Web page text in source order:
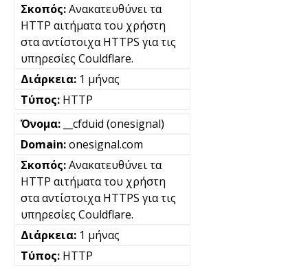
Ανακατευθύνει τα
HTTP αιτήματα του χρήστη
στα αντίστοιχα HTTPS για τις
υπηρεσίες Couldflare.
1 μήνας
HTTP
__cfduid (onesignal)
onesignal.com
Ανακατευθύνει τα
HTTP αιτήματα του χρήστη
στα αντίστοιχα HTTPS για τις
υπηρεσίες Couldflare.
1 μήνας
HTTP